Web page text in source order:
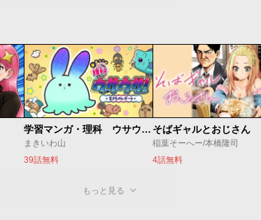
学習マンガ・理科 ウサウサ！
まきいわ山
39話無料
そばギャルとおじさん
稲葉そーへー/本橋隆司
4話無料
もっと見る